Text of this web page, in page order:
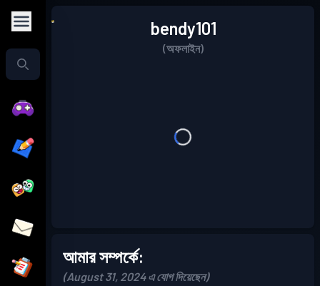
bendy101
(অফলাইন)
আমার সম্পর্কে:
(August 31, 2024 এ যোগ দিয়েছেন)